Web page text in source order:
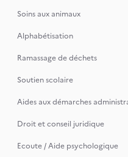
Soins aux animaux
Alphabétisation
Ramassage de déchets
Soutien scolaire
Aides aux démarches
Droit et conseil juridique
Ecoute / Aide psychologique